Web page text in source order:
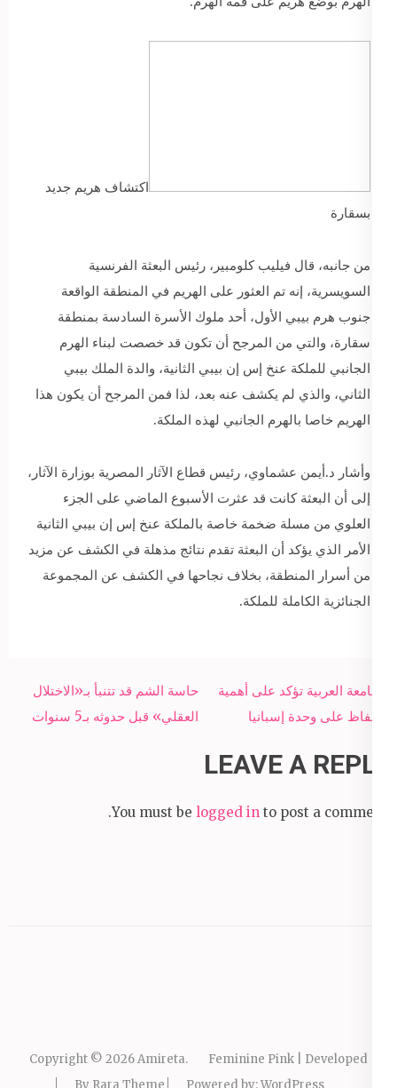
اكتشاف هريم جديد
بسقارة
من جانبه، قال فيليب كلومبير، رئيس البعثة الفرنسية
السويسرية، إنه تم العثور على الهريم في المنطقة الواقعة
جنوب هرم بيبي الأول، أحد ملوك الأسرة السادسة بمنطقة
سقارة، والتي من المرجح أن تكون قد خصصت لبناء الهرم
الجانبي للملكة عنخ إس إن بيبي الثانية، والدة الملك بيبي
الثاني، والذي لم يكشف عنه بعد، لذا فمن المرجح أن يكون هذا
الهريم خاصا بالهرم الجانبي لهذه الملكة.
وأشار د.أيمن عشماوي، رئيس قطاع الآثار المصرية بوزارة الآثار،
إلى أن البعثة كانت قد عثرت الأسبوع الماضي على الجزء
العلوي من مسلة ضخمة خاصة بالملكة عنخ إس إن بيبي الثانية
الأمر الذي يؤكد أن البعثة تقدم نتائج مذهلة في الكشف عن مزيد
من أسرار المنطقة، بخلاف نجاحها في الكشف عن المجموعة
الجنائزية الكاملة للملكة.
Post
navigation
حاسة الشم قد تتنبأ بـ«الاختلال
العقلي» قبل حدوثه بـ5 سنوات
الجامعة العربية تؤكد على أهمية
الحفاظ على وحدة إسبانيا
LEAVE A REPLY
You must be logged in to post a comment.
Copyright © 2026Amireta.
Feminine Pink | Developed
By Rara Theme Powered by:WordPress